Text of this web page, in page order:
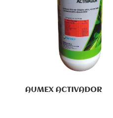
AUMEX ACTIVADOR